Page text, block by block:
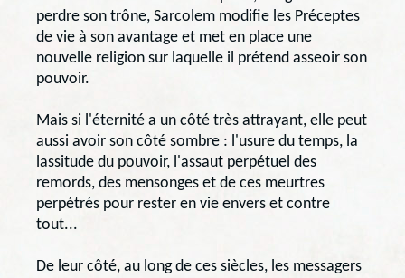
perdre son trône, Sarcolem modifie les Préceptes
de vie à son avantage et met en place une
nouvelle religion sur laquelle il prétend asseoir son
pouvoir.
Mais si l'éternité a un côté très attrayant, elle peut
aussi avoir son côté sombre : l'usure du temps, la
lassitude du pouvoir, l'assaut perpétuel des
remords, des mensonges et de ces meurtres
perpétrés pour rester en vie envers et contre
tout...
De leur côté, au long de ces siècles, les messagers